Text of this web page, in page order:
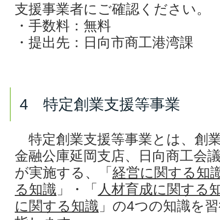
支援事業者にご確認ください。
・手数料：無料
・提出先：日向市商工港湾課
4 特定創業支援等事業
特定創業支援等事業とは、創
金融公庫延岡支店、日向商工会
が実施する、「 経営に関する知
る知識 」・「 人材育成に関する
に関する知識 」の4つの知識を